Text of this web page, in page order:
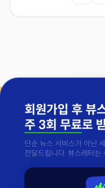
회원가입 후 뷰
주 3회 무료로
단순 뉴스 서비스가 아닌
전달드립니다. 뷰스레터는